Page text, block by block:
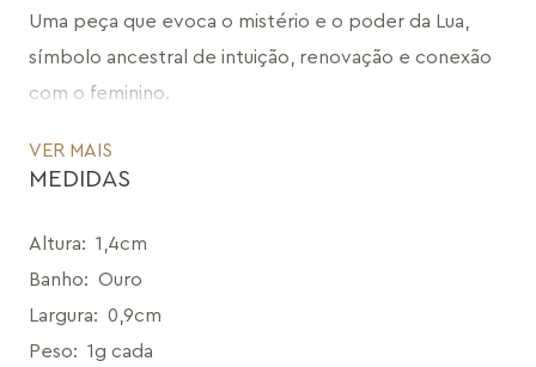
Uma peça que evoca o mistério e o poder da Lua,
símbolo ancestral de intuição, renovação e conexão
com o feminino.
luz e intensidade.
Uma joia que celebra o equilíbrio entre delicadeza e
força, intuição e energia, sombra e brilho.
VER MAIS
MEDIDAS
Altura: 1,4cm
Banho: Ouro
Largura: 0,9cm
Peso: 1g cada